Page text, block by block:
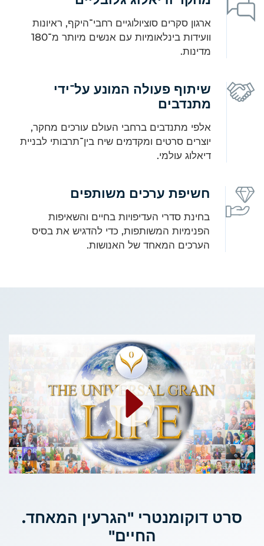
ארגון סקרים סוציולוגיים רחבי־היקף, ראיונות
וועידות בינלאומיות עם אנשים מיותר מ־180
מדינות.
שיתוף פעולה המונע על־ידי
מתנדבים
אלפי מתנדבים ברחבי העולם עורכים מחקר,
יוצרים סרטים ומקדמים שיח בין־תרבותי לבניית
דיאלוג עולמי.
חשיפת ערכים משותפים
בחינת סדרי העדיפויות בחיים והשאיפות
הפנימיות המשותפות, כדי להדגיש את בסיס
הערכים המאחד של האנושות.
סרט דוקומנטרי "הגרעין המאחד.
החיים"